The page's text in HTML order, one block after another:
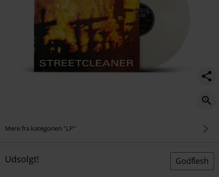
Mere fra kategorien "LP"
Udsolgt! Godflesh